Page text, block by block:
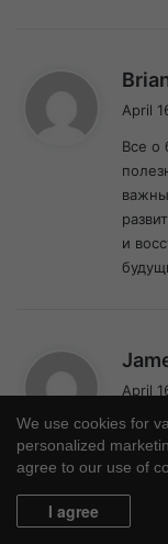
April
Все о
и
April
We use cookies for
personalized
agree to our use of
I agree